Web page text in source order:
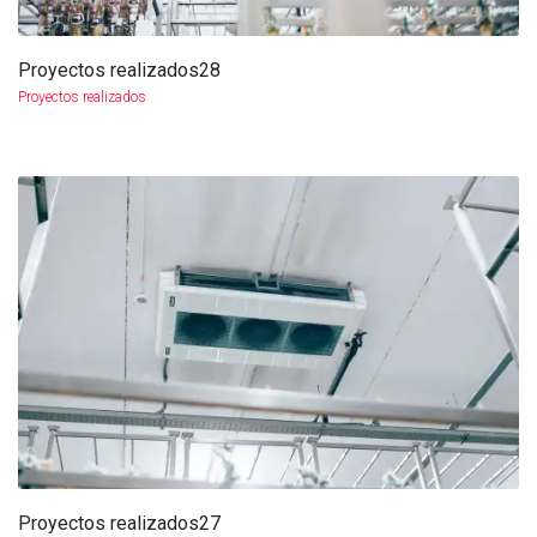
más info
Proyectos realizados28
Proyectos realizados
más info
Proyectos realizados27